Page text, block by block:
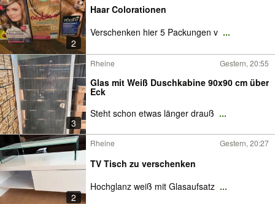
2
Haar Colorationen
Verschenken hier 5 Packungen v ...
3
Rheine Gestern, 20:55
Glas mit Weiß Duschkabine 90x90 cm über
Eck
Steht schon etwas länger drauß ...
2
Rheine Gestern, 20:27
TV Tisch zu verschenken
Hochglanz weiß mit Glasaufsatz ...